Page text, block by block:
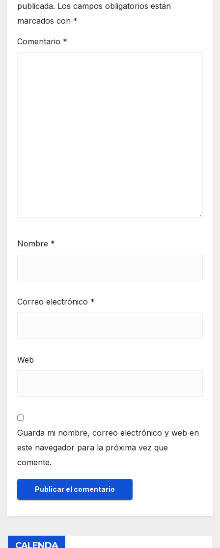
publicada. Los campos obligatorios están
marcados con *
Comentario *
Nombre *
Correo electrónico *
Web
Guarda mi nombre, correo electrónico y web en
este navegador para la próxima vez que
comente.
CALENDA